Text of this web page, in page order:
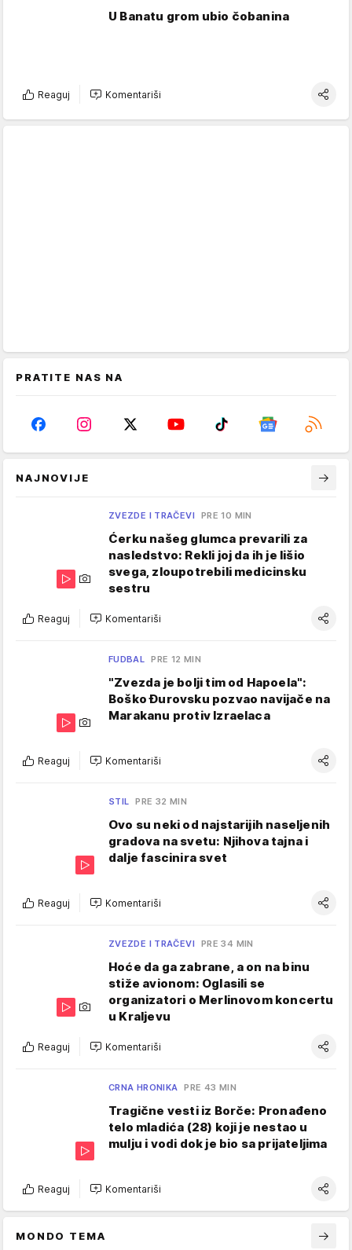
U Banatu grom ubio čobanina
Reaguj Komentariši
PRATITE NAS NA
NAJNOVIJE
ZVEZDE I TRAČEVI PRE 10 MIN
Ćerku našeg glumca prevarili za
nasledstvo: Rekli joj da ih je lišio
svega, zloupotrebili medicinsku
sestru
Reaguj Komentariši
FUDBAL PRE 12 MIN
"Zvezda je bolji tim od Hapoela":
Boško Đurovsku pozvao navijače na
Marakanu protiv Izraelaca
Reaguj Komentariši
STIL PRE 32 MIN
Ovo su neki od najstarijih naseljenih
gradova na svetu: Njihova tajna i
dalje fascinira svet
Reaguj Komentariši
ZVEZDE I TRAČEVI PRE 34 MIN
Hoće da ga zabrane, a on na binu
stiže avionom: Oglasili se
organizatori o Merlinovom koncertu
u Kraljevu
Reaguj Komentariši
CRNA HRONIKA PRE 43 MIN
Tragične vesti iz Borče: Pronađeno
telo mladića (28) koji je nestao u
mulju i vodi dok je bio sa prijateljima
Reaguj Komentariši
MONDO TEMA